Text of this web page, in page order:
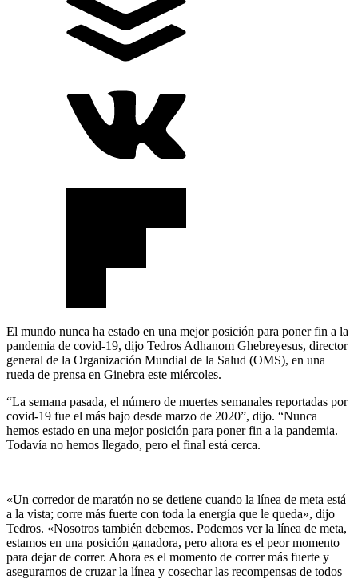
El mundo nunca ha estado en una mejor posición para poner fin a la
pandemia de covid-19, dijo Tedros Adhanom Ghebreyesus, director
general de la Organización Mundial de la Salud (OMS), en una
rueda de prensa en Ginebra este miércoles.
“La semana pasada, el número de muertes semanales reportadas por
covid-19 fue el más bajo desde marzo de 2020”, dijo. “Nunca
hemos estado en una mejor posición para poner fin a la pandemia.
Todavía no hemos llegado, pero el final está cerca.
«Un corredor de maratón no se detiene cuando la línea de meta está
a la vista; corre más fuerte con toda la energía que le queda», dijo
Tedros. «Nosotros también debemos. Podemos ver la línea de meta,
estamos en una posición ganadora, pero ahora es el peor momento
para dejar de correr. Ahora es el momento de correr más fuerte y
asegurarnos de cruzar la línea y cosechar las recompensas de todos